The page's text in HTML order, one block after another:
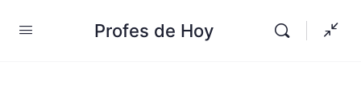
Profes de Hoy